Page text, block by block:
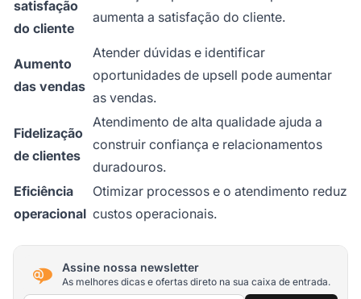
satisfação
do cliente
aumenta a satisfação do cliente.
Aumento
das vendas
Atender dúvidas e identificar
oportunidades de upsell pode aumentar
as vendas.
Fidelização
de clientes
Atendimento de alta qualidade ajuda a
construir confiança e relacionamentos
duradouros.
Eficiência
operacional
Otimizar processos e o atendimento reduz
custos operacionais.
Assine nossa newsletter
As melhores dicas e ofertas direto na sua caixa de entrada.